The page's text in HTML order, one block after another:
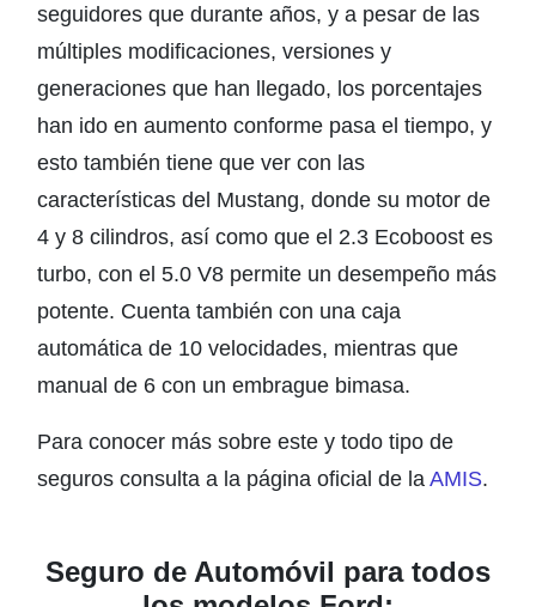
seguidores que durante años, y a pesar de las
múltiples modificaciones, versiones y
generaciones que han llegado, los porcentajes
han ido en aumento conforme pasa el tiempo, y
esto también tiene que ver con las
características del Mustang, donde su motor de
4 y 8 cilindros, así como que el 2.3 Ecoboost es
turbo, con el 5.0 V8 permite un desempeño más
potente. Cuenta también con una caja
automática de 10 velocidades, mientras que
manual de 6 con un embrague bimasa.
Para conocer más sobre este y todo tipo de
seguros consulta a la página oficial de la AMIS.
Seguro de Automóvil para todos